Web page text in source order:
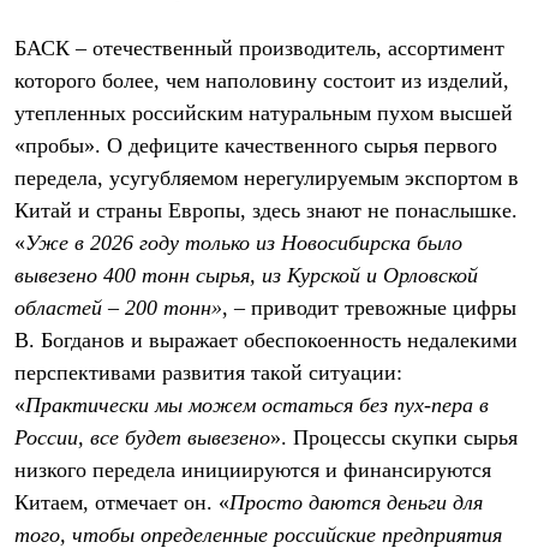
Теплое термобелье
Среднее термобелье
Лёгкая одежда
Футболки
Рубашки
Толстовки
Брюки
Шорты
Утепленная пухом
Куртки
Брюки
Жилеты
Утепленная синтетикой
Куртки
Брюки
Штормовая одежда
Куртки
Софтшелл одежда
Куртки
Брюки
БАСК – отечественный производитель, ассортимент
которого более, чем наполовину состоит из изделий,
утепленных российским натуральным пухом высшей
«пробы». О дефиците качественного сырья первого
передела, усугубляемом нерегулируемым экспортом в
Китай и страны Европы, здесь знают не понаслышке.
«Уже в 2026 году только из Новосибирска было
вывезено 400 тонн сырья, из Курской и Орловской
областей – 200 тонн», – приводит тревожные цифры
В. Богданов и выражает обеспокоенность недалекими
перспективами развития такой ситуации:
«Практически мы можем остаться без пух-пера в
России, все будет вывезено». Процессы скупки сырья
низкого передела инициируются и финансируются
Китаем, отмечает он. «Просто даются деньги для
того, чтобы определенные российские предприятия